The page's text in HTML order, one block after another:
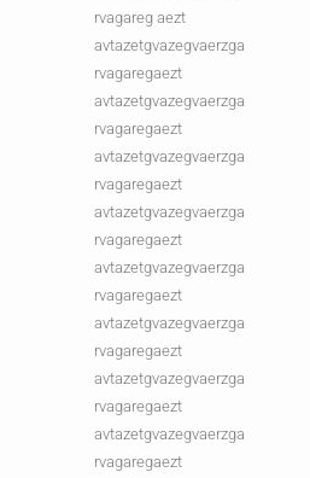
rvagareg aezt
avtazetgvazegvaerzga
rvagaregaezt
avtazetgvazegvaerzga
rvagaregaezt
avtazetgvazegvaerzga
rvagaregaezt
avtazetgvazegvaerzga
rvagaregaezt
avtazetgvazegvaerzga
rvagaregaezt
avtazetgvazegvaerzga
rvagaregaezt
avtazetgvazegvaerzga
rvagaregaezt
avtazetgvazegvaerzga
rvagaregaezt